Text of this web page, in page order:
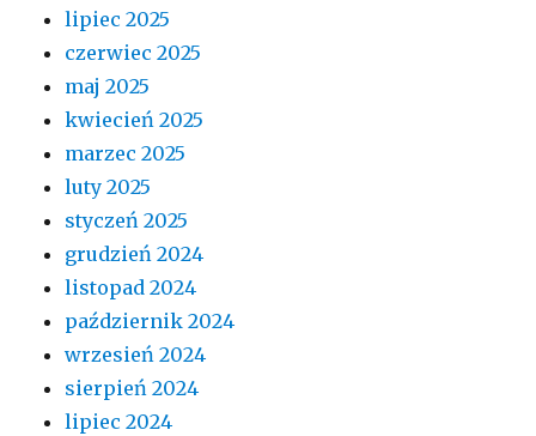
lipiec 2025
czerwiec 2025
maj 2025
kwiecień 2025
marzec 2025
luty 2025
styczeń 2025
grudzień 2024
listopad 2024
październik 2024
wrzesień 2024
sierpień 2024
lipiec 2024